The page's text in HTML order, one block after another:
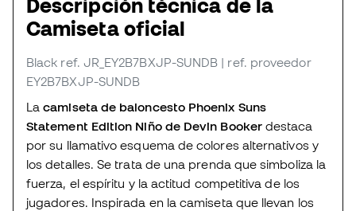
Descripción técnica de la
Camiseta oficial
Black ref. JR_EY2B7BXJP-SUNDB | ref. proveedor
EY2B7BXJP-SUNDB
Lacamiseta de baloncesto Phoenix Suns
Statement Edition Niño de Devin Bookerdestaca
por su llamativo esquema de colores alternativos y
los detalles. Se trata de una prenda que simboliza la
fuerza, el espíritu y la actitud competitiva de los
jugadores. Inspirada en la camiseta que llevan los